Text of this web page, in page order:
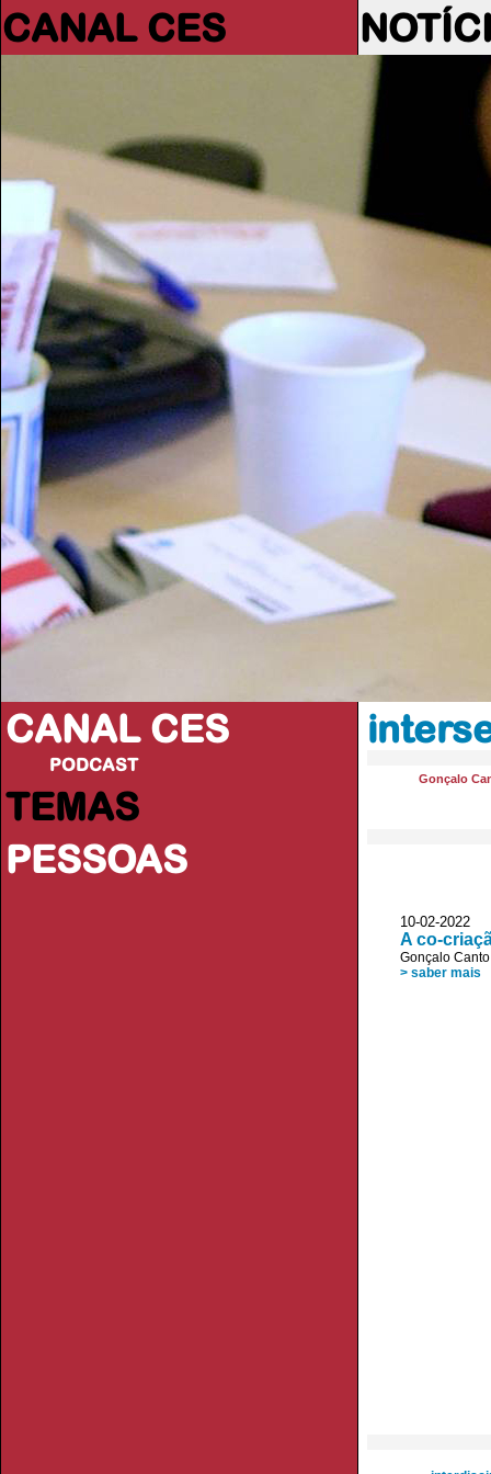
CANAL CES
CANAL CES
PODCAST
TEMAS
PESSOAS
Gonçalo
10-02-
A co-
Gonçalo
> saber mais